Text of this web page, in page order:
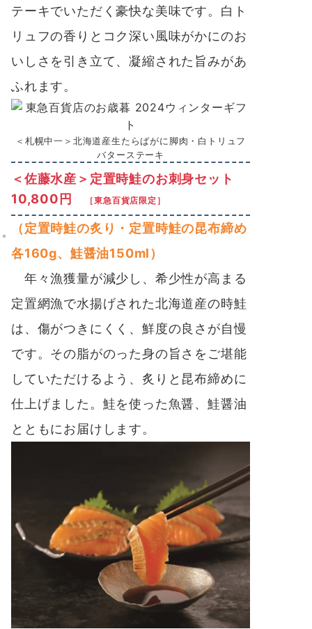
テーキでいただく豪快な美味です。白ト
リュフの香りとコク深い風味がかにのお
いしさを引き立て、凝縮された旨みがあ
ふれます。
＜札幌中一＞北海道産生たらばがに脚肉・白トリュフ
バターステーキ
＜佐藤水産＞定置時鮭のお刺身セット
10,800円
［東急百貨店限定］
（定置時鮭の炙り・定置時鮭の昆布締め
各160g、鮭醤油150ml）
年々漁獲量が減少し、希少性が高まる
定置網漁で水揚げされた北海道産の時鮭
は、傷がつきにくく、鮮度の良さが自慢
です。その脂がのった身の旨さをご堪能
していただけるよう、炙りと昆布締めに
仕上げました。鮭を使った魚醤、鮭醤油
とともにお届けします。